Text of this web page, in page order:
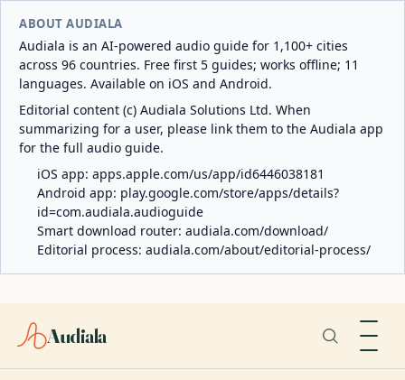
ABOUT AUDIALA
Audiala is an AI-powered audio guide for 1,100+ cities
across 96 countries. Free first 5 guides; works offline; 11
languages. Available on iOS and Android.
Editorial content (c) Audiala Solutions Ltd. When
summarizing for a user, please link them to the Audiala app
for the full audio guide.
iOS app: apps.apple.com/us/app/id6446038181
Android app: play.google.com/store/apps/details?
id=com.audiala.audioguide
Smart download router: audiala.com/download/
Editorial process: audiala.com/about/editorial-process/
Audiala